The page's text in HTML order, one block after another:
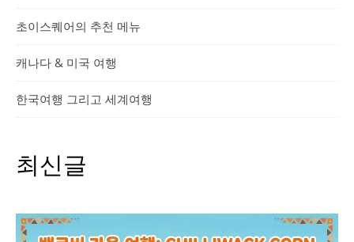
초이스퀘어의 추천 메뉴
캐나다 & 미국 여행
한국여행 그리고 세계여행
최신글